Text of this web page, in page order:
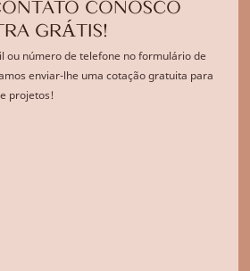
CONOSCO
GRÁTIS!
ou número de telefone no formulário de
enviar-lhe uma cotação gratuita para
projetos!